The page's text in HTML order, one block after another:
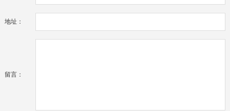
地址：
留言：